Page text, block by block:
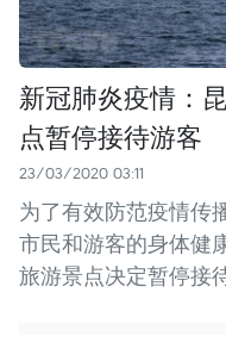
新冠肺炎疫情：
点暂停接待游客
23/03/2020 03:11
为了有效防范疫情传
市民和游客的身体健
旅游景点决定暂停接